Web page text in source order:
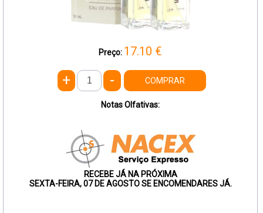
Preço: 17.10 €
+ - COMPRAR
Notas Olfativas:
RECEBE JÁ NA PRÓXIMA
SEXTA-FEIRA, 07 DE AGOSTO SE ENCOMENDARES JÁ.